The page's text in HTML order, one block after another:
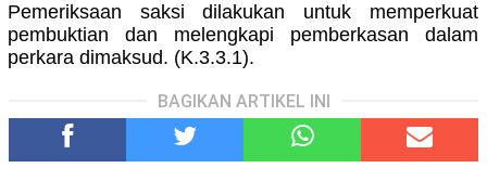
Pemeriksaan saksi dilakukan untuk memperkuat
pembuktian dan melengkapi pemberkasan dalam
perkara dimaksud. (K.3.3.1).
BAGIKAN ARTIKEL INI